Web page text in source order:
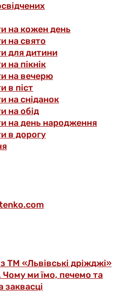
на кожен день
на свято
для дитини
на пікнік
на вечерю
в піст
на сніданок
на обід
на день народження
в дорогу
ТМ «Львівські дріжджі»
Чому ми їмо, печемо та
заквасці